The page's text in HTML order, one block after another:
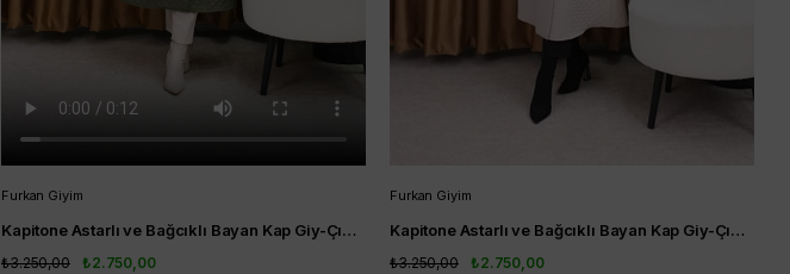
Furkan Giyim
Kapitone Astarlı ve Bağcıklı Bayan Kap Giy-Çık Haki
₺2.750,00
₺3.250,00
Furkan Giyim
Kapitone Astarlı ve Bağcıklı Bayan Kap Giy-Çık Krem
₺2.750,00
₺3.250,00